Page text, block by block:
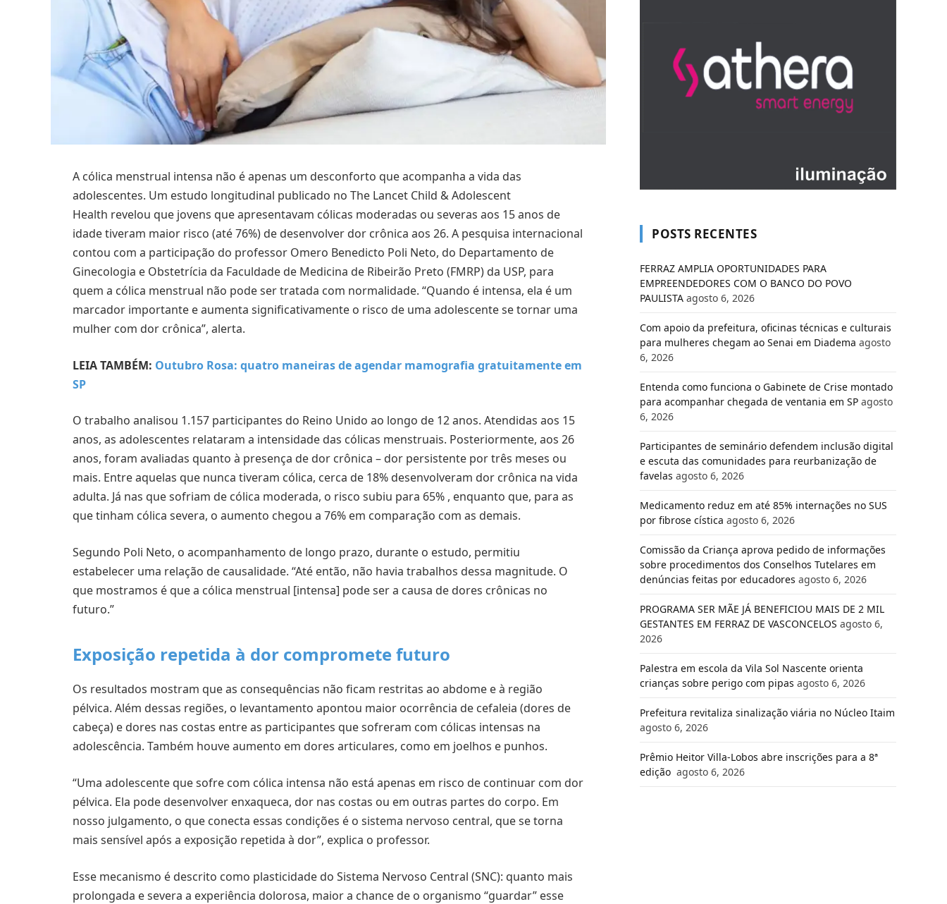
A cólica menstrual intensa não é apenas um desconforto que acompanha a vida das
adolescentes. Um estudo longitudinal publicado no The Lancet Child & Adolescent
Health revelou que jovens que apresentavam cólicas moderadas ou severas aos 15 anos de
idade tiveram maior risco (até 76%) de desenvolver dor crônica aos 26. A pesquisa internacional
contou com a participação do professor Omero Benedicto Poli Neto, do Departamento de
Ginecologia e Obstetrícia da Faculdade de Medicina de Ribeirão Preto (FMRP) da USP, para
quem a cólica menstrual não pode ser tratada com normalidade. “Quando é intensa, ela é um
marcador importante e aumenta significativamente o risco de uma adolescente se tornar uma
mulher com dor crônica”, alerta.
LEIA TAMBÉM: Outubro Rosa: quatro maneiras de agendar mamografia gratuitamente em
SP
O trabalho analisou 1.157 participantes do Reino Unido ao longo de 12 anos. Atendidas aos 15
anos, as adolescentes relataram a intensidade das cólicas menstruais. Posteriormente, aos 26
anos, foram avaliadas quanto à presença de dor crônica – dor persistente por três meses ou
mais. Entre aquelas que nunca tiveram cólica, cerca de 18% desenvolveram dor crônica na vida
adulta. Já nas que sofriam de cólica moderada, o risco subiu para 65% , enquanto que, para as
que tinham cólica severa, o aumento chegou a 76% em comparação com as demais.
Segundo Poli Neto, o acompanhamento de longo prazo, durante o estudo, permitiu
estabelecer uma relação de causalidade. “Até então, não havia trabalhos dessa magnitude. O
que mostramos é que a cólica menstrual [intensa] pode ser a causa de dores crônicas no
futuro.”
Exposição repetida à dor compromete futuro
Os resultados mostram que as consequências não ficam restritas ao abdome e à região
pélvica. Além dessas regiões, o levantamento apontou maior ocorrência de cefaleia (dores de
cabeça) e dores nas costas entre as participantes que sofreram com cólicas intensas na
adolescência. Também houve aumento em dores articulares, como em joelhos e punhos.
“Uma adolescente que sofre com cólica intensa não está apenas em risco de continuar com dor
pélvica. Ela pode desenvolver enxaqueca, dor nas costas ou em outras partes do corpo. Em
nosso julgamento, o que conecta essas condições é o sistema nervoso central, que se torna
mais sensível após a exposição repetida à dor”, explica o professor.
Esse mecanismo é descrito como plasticidade do Sistema Nervoso Central (SNC): quanto mais
prolongada e severa a experiência dolorosa, maior a chance de o organismo “guardar” esse
POSTS RECENTES
FERRAZ AMPLIA OPORTUNIDADES PARA
EMPREENDEDORES COM O BANCO DO POVO
PAULISTA agosto 6, 2026
Com apoio da prefeitura, oficinas técnicas e culturais
para mulheres chegam ao Senai em Diadema agosto
6, 2026
Entenda como funciona o Gabinete de Crise montado
para acompanhar chegada de ventania em SP agosto
6, 2026
Participantes de seminário defendem inclusão digital
e escuta das comunidades para reurbanização de
favelas agosto 6, 2026
Medicamento reduz em até 85% internações no SUS
por fibrose cística agosto 6, 2026
Comissão da Criança aprova pedido de informações
sobre procedimentos dos Conselhos Tutelares em
denúncias feitas por educadores agosto 6, 2026
PROGRAMA SER MÃE JÁ BENEFICIOU MAIS DE 2 MIL
GESTANTES EM FERRAZ DE VASCONCELOS agosto 6,
2026
Palestra em escola da Vila Sol Nascente orienta
crianças sobre perigo com pipas agosto 6, 2026
Prefeitura revitaliza sinalização viária no Núcleo Itaim
agosto 6, 2026
Prêmio Heitor Villa-Lobos abre inscrições para a 8ª
edição agosto 6, 2026